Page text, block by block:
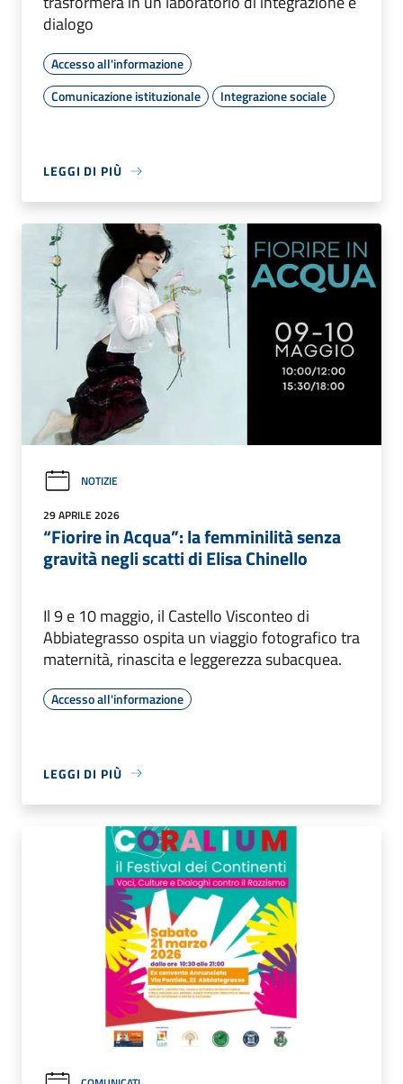
dialogo
Accesso all'informazione
Comunicazione istituzionale
Integrazione sociale
LEGGI DI PIÙ
NOTIZIE
29 APRILE 2026
“Fiorire in Acqua”: la femminilità senza
gravità negli scatti di Elisa Chinello
Il 9 e 10 maggio, il Castello Visconteo di
Abbiategrasso ospita un viaggio fotografico tra
maternità, rinascita e leggerezza subacquea.
Accesso all'informazione
LEGGI DI PIÙ